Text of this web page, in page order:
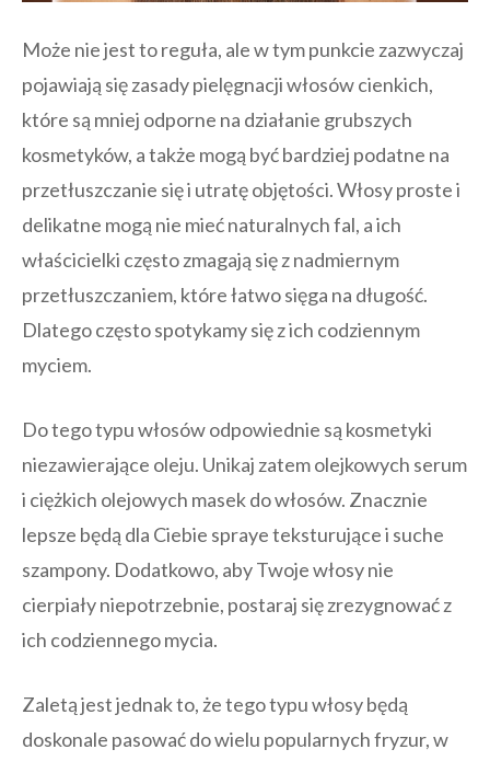
Może nie jest to reguła, ale w tym punkcie zazwyczaj
pojawiają się zasady pielęgnacji włosów cienkich,
które są mniej odporne na działanie grubszych
kosmetyków, a także mogą być bardziej podatne na
przetłuszczanie się i utratę objętości. Włosy proste i
delikatne mogą nie mieć naturalnych fal, a ich
właścicielki często zmagają się z nadmiernym
przetłuszczaniem, które łatwo sięga na długość.
Dlatego często spotykamy się z ich codziennym
myciem.
Do tego typu włosów odpowiednie są kosmetyki
niezawierające oleju. Unikaj zatem olejkowych serum
i ciężkich olejowych masek do włosów. Znacznie
lepsze będą dla Ciebie spraye teksturujące i suche
szampony. Dodatkowo, aby Twoje włosy nie
cierpiały niepotrzebnie, postaraj się zrezygnować z
ich codziennego mycia.
Zaletą jest jednak to, że tego typu włosy będą
doskonale pasować do wielu popularnych fryzur, w